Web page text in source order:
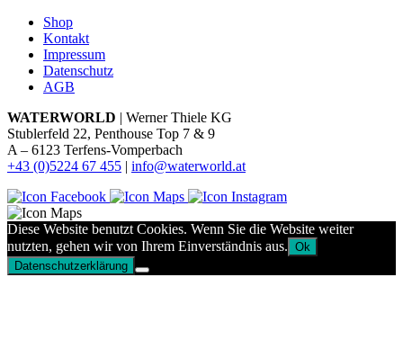
Shop
Kontakt
Impressum
Datenschutz
AGB
WATERWORLD | Werner Thiele KG
Stublerfeld 22, Penthouse Top 7 & 9
A – 6123 Terfens-Vomperbach
+43 (0)5224 67 455 | info@waterworld.at
Diese Website benutzt Cookies. Wenn Sie die Website weiter
nutzten, gehen wir von Ihrem Einverständnis aus. Ok
Datenschutzerklärung